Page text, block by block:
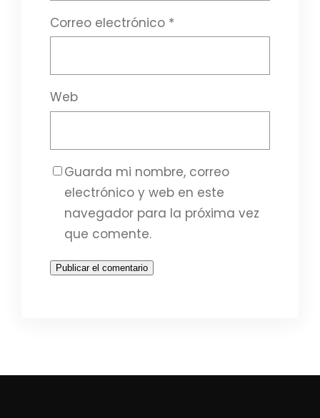
Correo electrónico *
Web
Guarda mi nombre, correo
electrónico y web en este
navegador para la próxima vez
que comente.